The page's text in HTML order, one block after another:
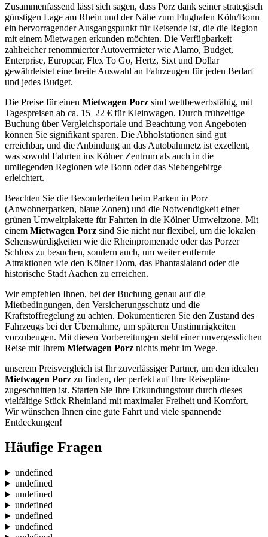
Zusammenfassend lässt sich sagen, dass Porz dank seiner strategisch
günstigen Lage am Rhein und der Nähe zum Flughafen Köln/Bonn
ein hervorragender Ausgangspunkt für Reisende ist, die die Region
mit einem Mietwagen erkunden möchten. Die Verfügbarkeit
zahlreicher renommierter Autovermieter wie Alamo, Budget,
Enterprise, Europcar, Flex To Go, Hertz, Sixt und Dollar
gewährleistet eine breite Auswahl an Fahrzeugen für jeden Bedarf
und jedes Budget.
Die Preise für einen Mietwagen Porz sind wettbewerbsfähig, mit
Tagespreisen ab ca. 15–22 € für Kleinwagen. Durch frühzeitige
Buchung über Vergleichsportale und Beachtung von Angeboten
können Sie signifikant sparen. Die Abholstationen sind gut
erreichbar, und die Anbindung an das Autobahnnetz ist exzellent,
was sowohl Fahrten ins Kölner Zentrum als auch in die
umliegenden Regionen wie Bonn oder das Siebengebirge
erleichtert.
Beachten Sie die Besonderheiten beim Parken in Porz
(Anwohnerparken, blaue Zonen) und die Notwendigkeit einer
grünen Umweltplakette für Fahrten in die Kölner Umweltzone. Mit
einem Mietwagen Porz sind Sie nicht nur flexibel, um die lokalen
Sehenswürdigkeiten wie die Rheinpromenade oder das Porzer
Schloss zu besuchen, sondern auch, um weiter entfernte
Attraktionen wie den Kölner Dom, das Phantasialand oder die
historische Stadt Aachen zu erreichen.
Wir empfehlen Ihnen, bei der Buchung genau auf die
Mietbedingungen, den Versicherungsschutz und die
Kraftstoffregelung zu achten. Dokumentieren Sie den Zustand des
Fahrzeugs bei der Übernahme, um späteren Unstimmigkeiten
vorzubeugen. Mit diesen Vorbereitungen steht einer unvergesslichen
Reise mit Ihrem Mietwagen Porz nichts mehr im Wege.
unserem Preisvergleich ist Ihr zuverlässiger Partner, um den idealen
Mietwagen Porz zu finden, der perfekt auf Ihre Reisepläne
zugeschnitten ist. Starten Sie Ihre Erkundungstour durch dieses
vielfältige Stück Rheinland mit maximaler Freiheit und Komfort.
Wir wünschen Ihnen eine gute Fahrt und viele spannende
Entdeckungen!
Häufige Fragen
undefined
undefined
undefined
undefined
undefined
undefined